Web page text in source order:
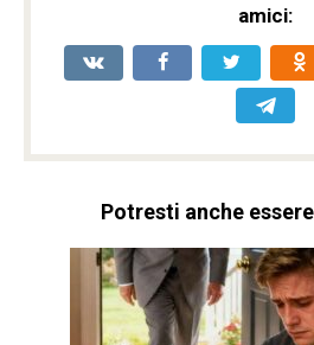
amici:
Potresti anche